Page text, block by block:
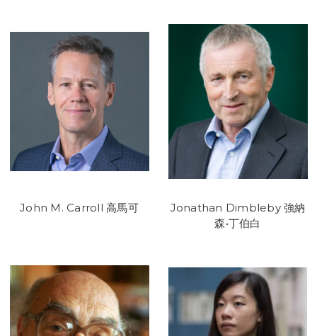
John M. Carroll 高馬可
Jonathan Dimbleby 強納
森•丁伯白